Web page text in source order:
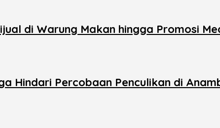
di Warung Makan hingga Promosi
Hindari Percobaan Penculikan di